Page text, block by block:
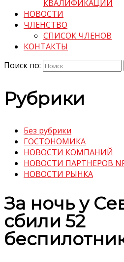
КВАЛИФИКАЦИИ
НОВОСТИ
ЧЛЕНСТВО
СПИСОК ЧЛЕНОВ
КОНТАКТЫ
Поиск по:
Рубрики
Без рубрики
ГОСТОНОМИКА
НОВОСТИ КОМПАНИЙ
НОВОСТИ ПАРТНЕРОВ
НОВОСТИ РЫНКА
За ночь у
сбили 52